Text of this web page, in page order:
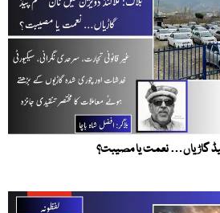
گاڑیاں… نعمت یا مصیبت؟